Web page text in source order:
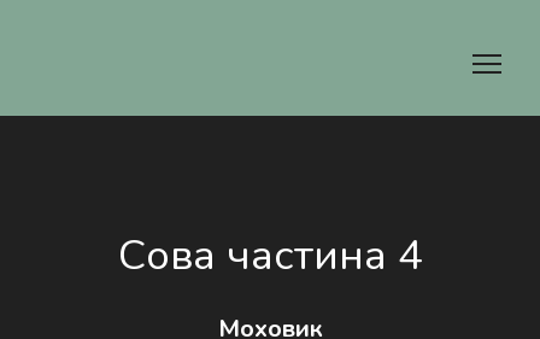
Сова частина 4
Моховик